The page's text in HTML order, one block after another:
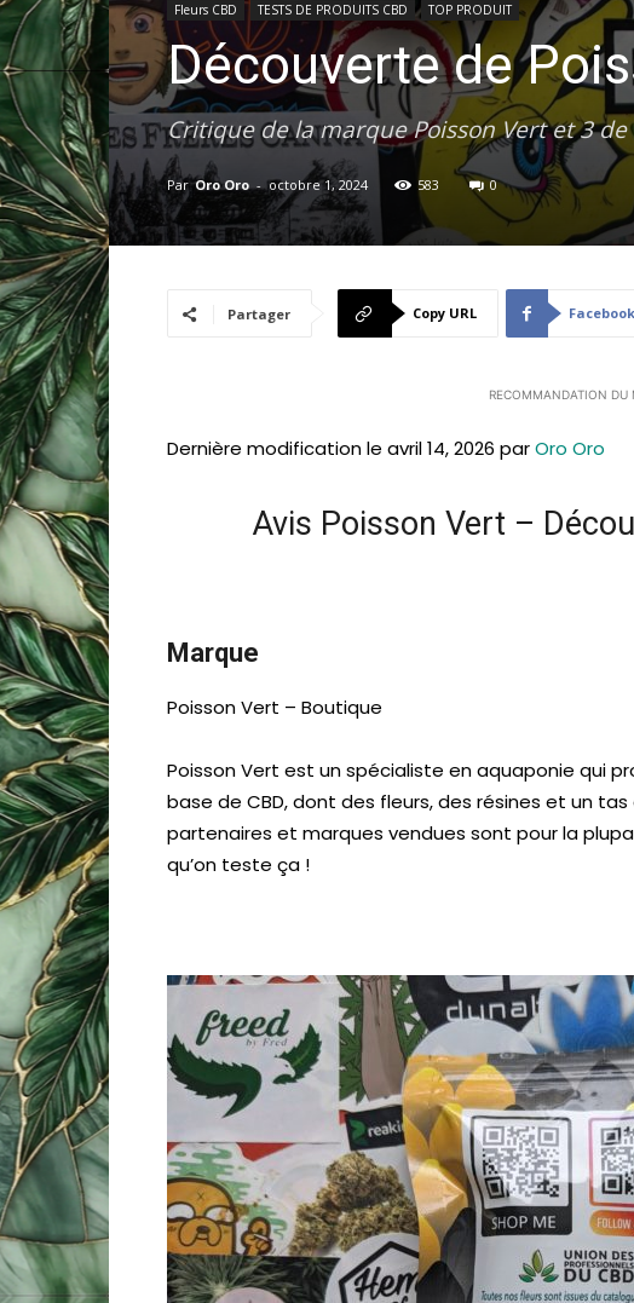
Fleurs CBD TESTS DE PRODUITS CBD TOP PRODUIT
Découverte de
Critique de la marque Poisson Vert et 3
Par Oro Oro - octobre 1, 2024 583 0
Partager Copy URL Facebook
RECOMMANDATION DU
Dernière modification le avril 14, 2026 parOro Oro
Avis Poisson Vert –
Marque
Poisson Vert – Boutique
Poisson Vert est un spécialiste en aquaponie qui
base de CBD, dont des fleurs, des résines et un tas
partenaires et marques vendues sont pour la
qu’on teste ça !